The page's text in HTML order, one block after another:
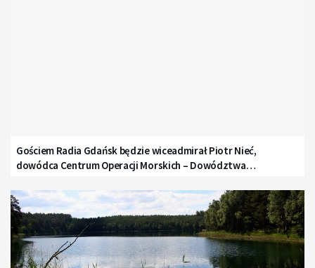
Gościem Radia Gdańsk będzie wiceadmirał Piotr Nieć,
dowódca Centrum Operacji Morskich – Dowództwa